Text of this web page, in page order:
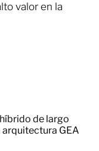
valor en la
de largo
arquitectura GEA